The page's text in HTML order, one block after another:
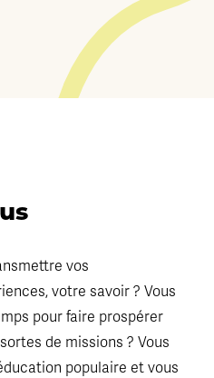
vos
votre savoir ? Vous
pour faire prospérer
de missions ? Vous
populaire et vous